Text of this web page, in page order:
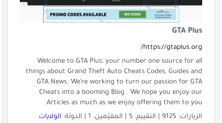
GTA Plus
https://gtaplus.org/
Welcome to GTA Plus, your number one source for all
things about Grand Theft Auto Cheats Codes, Guides and
GTA News. We’re working to turn our passion for GTA
Cheats into a booming Blog . We hope you enjoy our
Articles as much as we enjoy offering them to you.
الزيارات: 9125 | التقييم: 5 | المقيّمين: 1 | الدولة:
الولايات